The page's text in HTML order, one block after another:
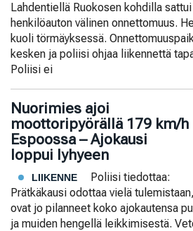
Lahdentiellä Ruokosen kohdilla
henkilöauton välinen onnettomuus.
kuoli törmäyksessä.
kesken ja poliisi ohjaa liikennettä
Poliisi ei
Nuorimies ajoi
moottoripyörällä 179 km/h
Espoossa – Ajokausi
loppui lyhyeen
LIIKENNE
Poliisi tiedottaa:
Prätkäkausi odottaa vielä
ovat jo pilanneet koko ajokautensa
ja muiden hengellä leikkimisestä.